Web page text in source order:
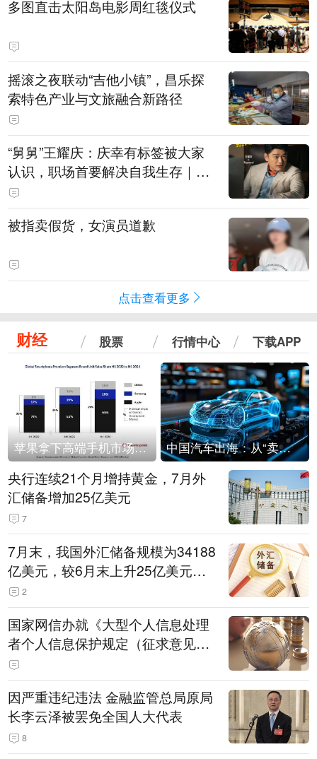
多图直击太阳岛电影周红毯仪式
摇滚之夜联动“吉他小镇”，昌乐探
索特色产业与文旅融合新路径
“舅舅”王耀庆：庆幸有标签被大家
认识，职场首要解决自我生存｜有
艺思
被指卖假货，女演员道歉
点击查看更多
财经 股票 行情中心 下载APP
苹果拿下高端手机市场65%的份额：iPhone 17系列功不可没 中国汽车出海：从“卖出去”到“走进去”
央行连续21个月增持黄金，7月外
汇储备增加25亿美元
7
7月末，我国外汇储备规模为34188
亿美元，较6月末上升25亿美元，
升幅为0.07%
2
国家网信办就《大型个人信息处理
者个人信息保护规定（征求意见
稿）》公开征求意见
因严重违纪违法 金融监管总局原局
长李云泽被罢免全国人大代表
8